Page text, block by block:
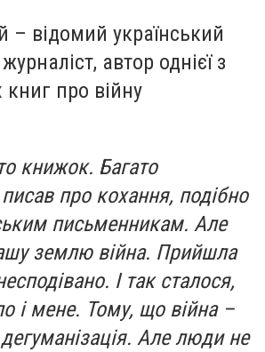
– відомий український
автор однієї з
про війну
книжок. Багато
про кохання, подібно
письменникам. Але
землю війна. Прийшла
І так сталося,
і мене. Тому, що війна –
Але люди не